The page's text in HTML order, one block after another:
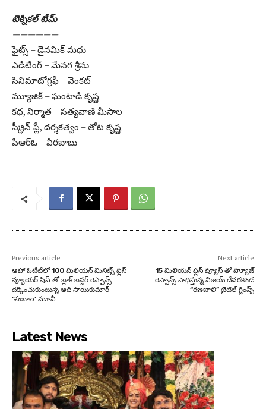
టెక్నికల్ టీమ్
——————
ఫైట్స్ – డైనమిక్ మధు
ఎడిటింగ్ – మేనగ శ్రీను
సినిమాటోగ్రఫీ – వెంకట్
మ్యూజిక్ – ఘంటాడి కృష్ణ
కథ, నిర్మాత – సత్యవాణి మీసాల
స్క్రీన్ ప్లే, దర్శకత్వం – తోట కృష్ణ
పీఆర్ఓ – వీరబాబు
Previous article
ఆహా ఓటీటీలో 100 మిలియన్ మినిట్స్ ఫ్లస్
వ్యూయర్ షిప్ తో బ్లాక్ బస్టర్ రెస్పాన్స్
దక్కించుకుంటున్న ఆది సాయికుమార్
‘శంబాల’ మూవీ
Next article
15 మిలియన్ ఫ్లస్ వ్యూస్ తో హ్యూజ్
రెస్పాన్స్ సాధిస్తున్న విజయ్ దేవరకొండ
“రణబాలి” టైటిల్ గ్లింప్స్
Latest News